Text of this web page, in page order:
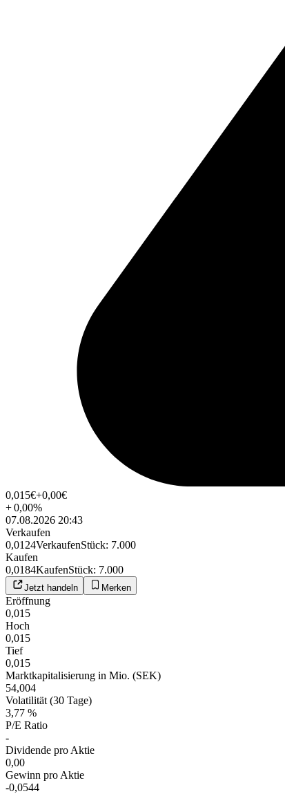
0,015€+0,00€
+0,00%
07.08.2026 20:43
Verkaufen
0,0124VerkaufenStück: 7.000
Kaufen
0,0184KaufenStück: 7.000
Jetzt handeln Merken
Eröffnung
0,015
Hoch
0,015
Tief
0,015
Marktkapitalisierung in Mio. (SEK)
54,004
Volatilität (30 Tage)
3,77 %
P/E Ratio
-
Dividende pro Aktie
0,00
Gewinn pro Aktie
-0,0544